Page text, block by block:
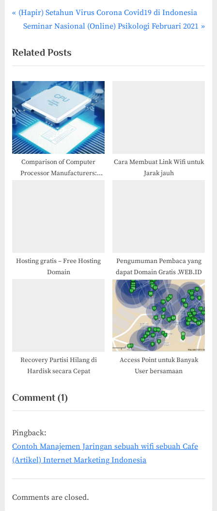
Post
P
v
i
o
u
s
P
o
s
(Hapir) Setahun Virus Corona Covid19 di Indonesia
N
x
t
P
o
s
t
:
Seminar Nasional (Online) Psikologi Februari 2021
Related Posts
Comparison of Computer
Processor Manufacturers:
Cara Membuat Link Wifi untuk
Jarak jauh
Hosting gratis – Free Hosting
Domain
Pengumuman Pembaca yang
dapat Domain Gratis .WEB.ID
Recovery Partisi Hilang di
Hardisk secara Cepat
Access Point untuk Banyak
User bersamaan
Comment (1)on
“Punya
IP
Publik
Jual
Pingback:
Contoh Manajemen Jaringan sebuah wifi sebuah Cafe
(Artikel) Internet Marketing Indonesia
Comments are closed.